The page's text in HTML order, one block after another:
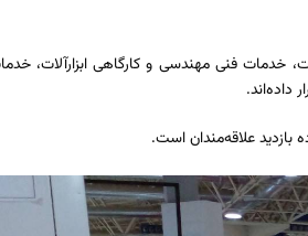
خدمات فنی مهندسی و کارگاهی ابزارآلات،
داده‌اند.